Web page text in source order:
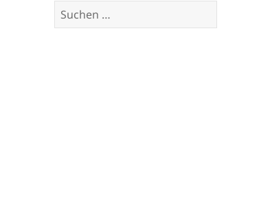
Suchen
nach: